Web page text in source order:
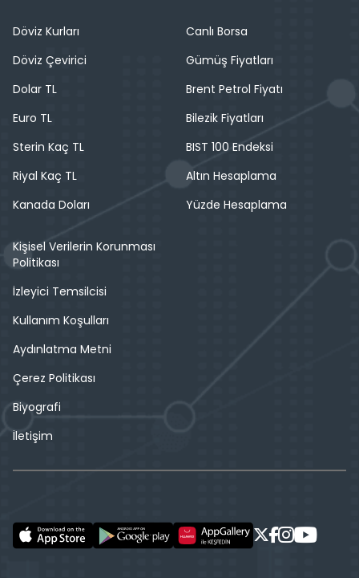
Döviz Kurları
Döviz Çevirici
Dolar TL
Euro TL
Sterin Kaç TL
Riyal Kaç TL
Kanada Doları
Canlı Borsa
Gümüş Fiyatları
Brent Petrol Fiyatı
Bilezik Fiyatları
BIST 100 Endeksi
Altın Hesaplama
Yüzde Hesaplama
Kişisel Verilerin Korunması
Politikası
İzleyici Temsilcisi
Kullanım Koşulları
Aydınlatma Metni
Çerez Politikası
Biyografi
İletişim